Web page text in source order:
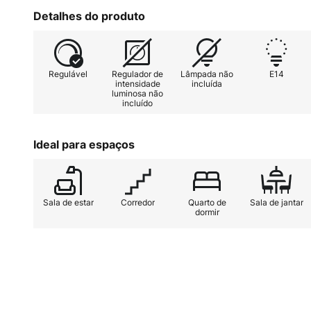
Detalhes do produto
Regulável
Regulador de
intensidade
luminosa não
incluído
Lâmpada não
incluída
E14
Ideal para espaços
Sala de estar Corredor
Quarto de
dormir
Sala de jantar